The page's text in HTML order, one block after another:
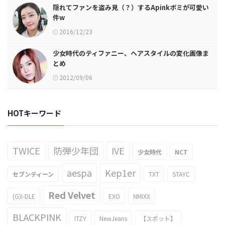
隠れてファンを盗み見（？）するApinkボミが可愛い
件w
2016/12/23
少女時代のティファニー、ヘアスタイルの変化画像ま
とめ
2012/09/06
HOTキーワード
TWICE 防弾少年団 IVE 少女時代 NCT
セブンティーン aespa Kep1er TXT STAYC
(G)I-DLE Red Velvet EXO NMIXX
BLACKPINK ITZY NewJeans 【スポット】